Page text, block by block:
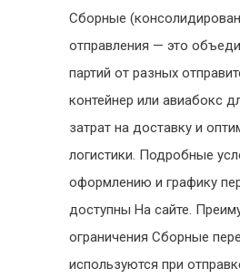
Сборные
отправления — это
партий от разных
контейнер или авиабокс
затрат на доставку и
логистики. Подробные
оформлению и графику
доступны На сайте.
ограничения Сборные
используются при